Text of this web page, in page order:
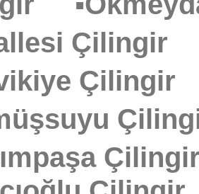
Çilingir